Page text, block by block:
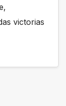
victorias